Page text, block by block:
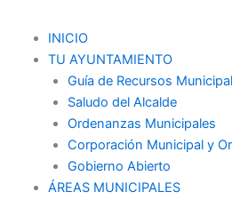
contenido
INICIO
TU AYUNTAMIENTO
Guía de Recursos
Saludo del Alcalde
Ordenanzas Municipales
Corporación Municipal y
Gobierno Abierto
ÁREAS MUNICIPALES
Menu